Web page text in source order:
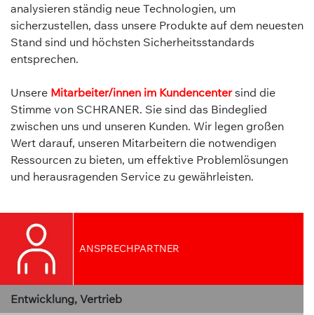
analysieren ständig neue Technologien, um
sicherzustellen, dass unsere Produkte auf dem neuesten
Stand sind und höchsten Sicherheitsstandards
entsprechen.
Unsere Mitarbeiter/innen im Kundencentersind die
Stimme von SCHRANER. Sie sind das Bindeglied
zwischen uns und unseren Kunden. Wir legen großen
Wert darauf, unseren Mitarbeitern die notwendigen
Ressourcen zu bieten, um effektive Problemlösungen
und herausragenden Service zu gewährleisten.
ANSPRECHPARTNER
Entwicklung, Vertrieb